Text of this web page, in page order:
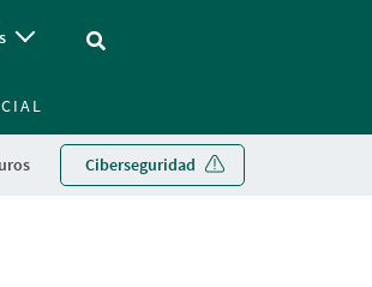
Vinculo - Buscar en la web
Ciberseguridad